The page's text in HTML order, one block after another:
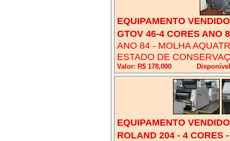
EQUIPAMENTO
GTOV 46-4 CORES ANO
ANO 84 - MOLHA
ESTADO DE
Valor: R$ 178,000
EQUIPAMENTO
ROLAND 204 - 4 CORES